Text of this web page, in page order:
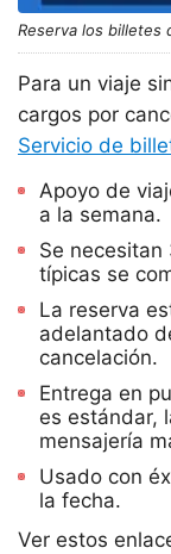
Reserva los billetes
Para un viaje
cargos por
Servicio de
Apoyo de
a la semana.
Se necesitan
típicas se
La reserva
adelantado
cancelación.
Entrega en
es estándar,
mensajería
Usado con
la fecha.
Ver estos